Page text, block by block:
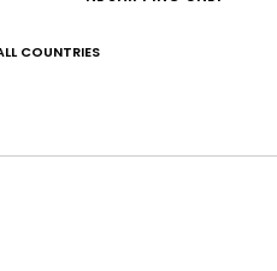
COUNTRIES